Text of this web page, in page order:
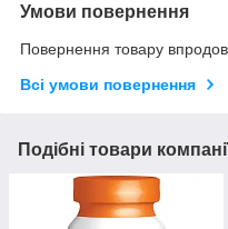
Умови повернення
Повернення товару
Всі умови повернення
Подібні товари